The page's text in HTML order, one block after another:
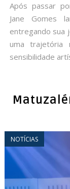
Após passar
Jane Gomes
entregando sua
uma trajetória
sensibilidade
NOTÍCIAS